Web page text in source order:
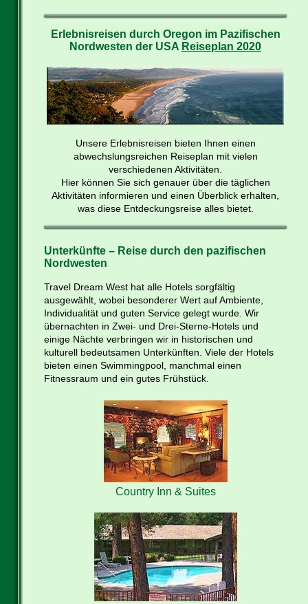
Erlebnisreisen durch Oregon im Pazifischen
Nordwesten der USA Reiseplan 2020
Unsere Erlebnisreisen bieten Ihnen einen
abwechslungsreichen Reiseplan mit vielen
verschiedenen Aktivitäten.
Hier können Sie sich genauer über die täglichen
Aktivitäten informieren und einen Überblick erhalten,
was diese Entdeckungsreise alles bietet.
Unterkünfte – Reise durch den pazifischen
Nordwesten
Travel Dream West hat alle Hotels sorgfältig
ausgewählt, wobei besonderer Wert auf Ambiente,
Individualität und guten Service gelegt wurde. Wir
übernachten in Zwei- und Drei-Sterne-Hotels und
einige Nächte verbringen wir in historischen und
kulturell bedeutsamen Unterkünften. Viele der Hotels
bieten einen Swimmingpool, manchmal einen
Fitnessraum und ein gutes Frühstück.
Country Inn & Suites